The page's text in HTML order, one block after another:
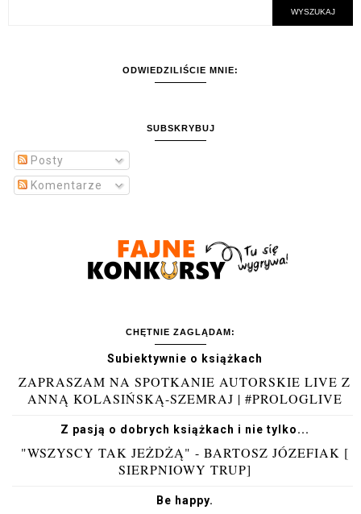
ODWIEDZILIŚCIE MNIE:
SUBSKRYBUJ
Posty
Komentarze
CHĘTNIE ZAGLĄDAM:
Subiektywnie o książkach
ZAPRASZAM NA SPOTKANIE AUTORSKIE LIVE Z
ANNĄ KOLASIŃSKĄ-SZEMRAJ | #PROLOGLIVE
Z pasją o dobrych książkach i nie tylko...
"WSZYSCY TAK JEŻDŻĄ" - BARTOSZ JÓZEFIAK [
SIERPNIOWY TRUP]
Be happy.